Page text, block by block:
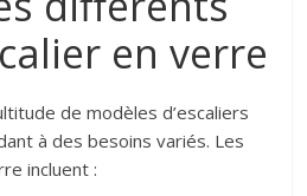
en verre
de modèles d’escaliers
à des besoins variés. Les
incluent :